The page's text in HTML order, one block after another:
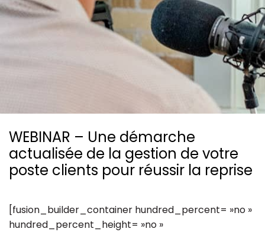
Ressources
WEBINAR – Une démarche
actualisée de la gestion de votre
poste clients pour réussir la reprise
[fusion_builder_container hundred_percent= »no »
hundred_percent_height= »no »